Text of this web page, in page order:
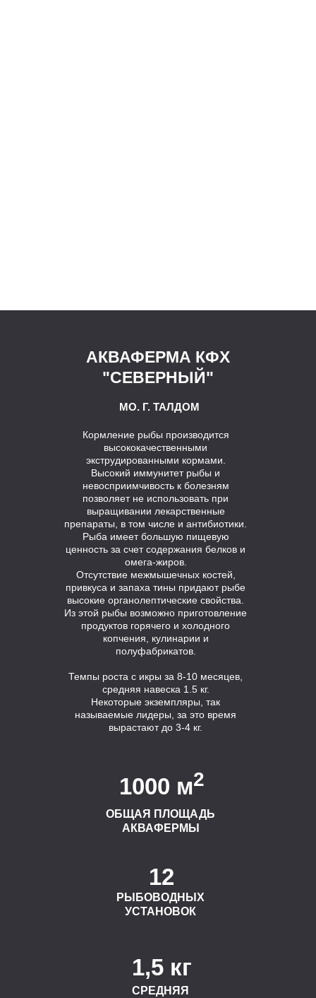
1000 м2
ОБЩАЯ ПЛОЩАДЬ
АКВАФЕРМЫ
12
РЫБОВОДНЫХ
УСТАНОВОК
АКВАФЕРМА КФХ
"СЕВЕРНЫЙ"
МО. Г. ТАЛДОМ
1,5 кг
Кормление рыбы производится
высококачественными
экструдированными кормами.
Высокий иммунитет рыбы и
невосприимчивость к болезням
позволяет не использовать при
выращивании лекарственные
препараты, в том числе и антибиотики.
Рыба имеет большую пищевую
ценность за счет содержания белков и
омега-жиров.
Отсутствие межмышечных костей,
привкуса и запаха тины придают рыбе
высокие органолептические свойства.
Из этой рыбы возможно приготовление
продуктов горячего и холодного
копчения, кулинарии и
полуфабрикатов.
Темпы роста с икры за 8-10 месяцев,
средняя навеска 1.5 кг.
Некоторые экземпляры, так
называемые лидеры, за это время
вырастают до 3-4 кг.
СРЕДНЯЯ